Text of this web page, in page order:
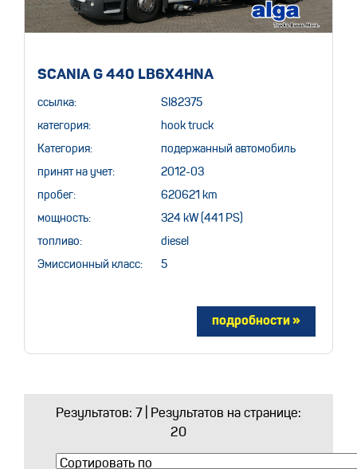
SCANIA G 440 LB6X4HNA
ссылка: SI82375
категория: hook truck
Категория: подержанный автомобиль
принят на учет: 2012-03
пробег: 620621 km
мощность: 324 kW (441 PS)
топливо: diesel
Эмиссионный класс: 5
Результатов: 7 | Результатов на странице:
20